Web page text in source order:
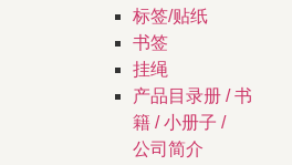
标签/贴纸
书签
挂绳
产品目录册 / 书
籍 / 小册子 /
公司简介